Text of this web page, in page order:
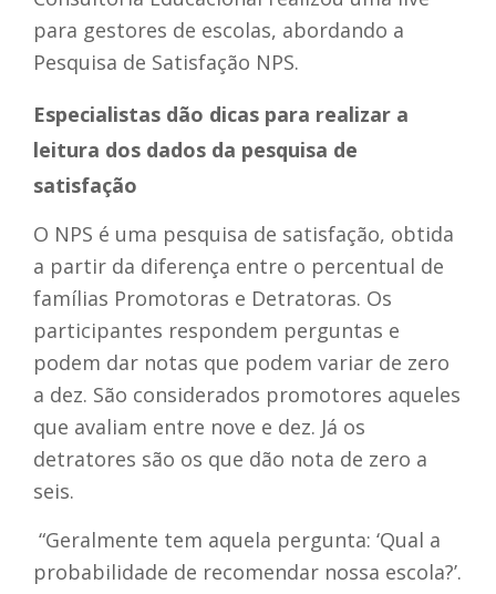
para gestores de escolas, abordando a
Pesquisa de Satisfação NPS.
Especialistas dão dicas para realizar a
leitura dos dados da pesquisa de
satisfação
O NPS é uma pesquisa de satisfação, obtida
a partir da diferença entre o percentual de
famílias Promotoras e Detratoras. Os
participantes respondem perguntas e
podem dar notas que podem variar de zero
a dez. São considerados promotores aqueles
que avaliam entre nove e dez. Já os
detratores são os que dão nota de zero a
seis.
“Geralmente tem aquela pergunta: ‘Qual a
probabilidade de recomendar nossa escola?’.